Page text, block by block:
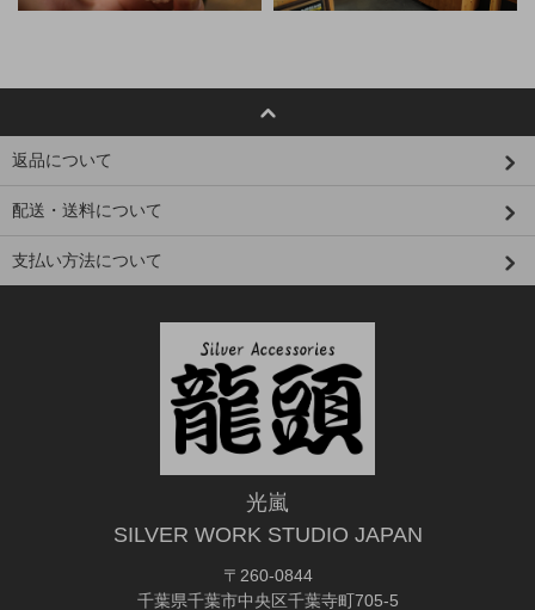
返品について
配送・送料について
支払い方法について
光嵐
SILVER WORK STUDIO JAPAN
〒260-0844
千葉県千葉市中央区千葉寺町705-5